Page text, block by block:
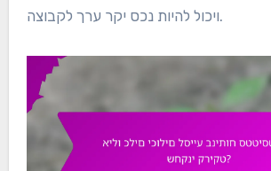
ויכול להיות נכס יקר ערך לקבוצה.